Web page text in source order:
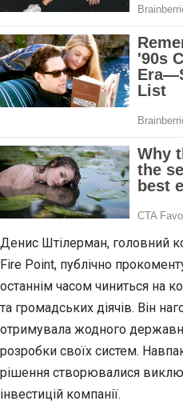
Денис Штілерман, головний
Fire Point, публічно
останнім часом чиниться на
та громадських діячів. Він
отримувала жодного
розробки своїх систем.
рішення створювалися
інвестицій компанії.